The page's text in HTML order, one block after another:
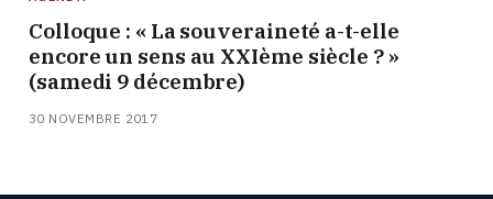
Colloque : « La souveraineté a-t-elle
encore un sens au XXIème siècle ? »
(samedi 9 décembre)
30 NOVEMBRE 2017